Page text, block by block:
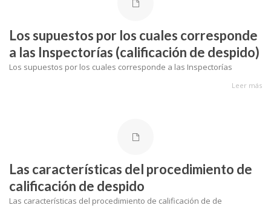
Los supuestos por los cuales corresponde
a las Inspectorías (calificación de despido)
Los supuestos por los cuales corresponde a las Inspectorías
Leer más
Las características del procedimiento de
calificación de despido
Las características del procedimiento de calificación de de